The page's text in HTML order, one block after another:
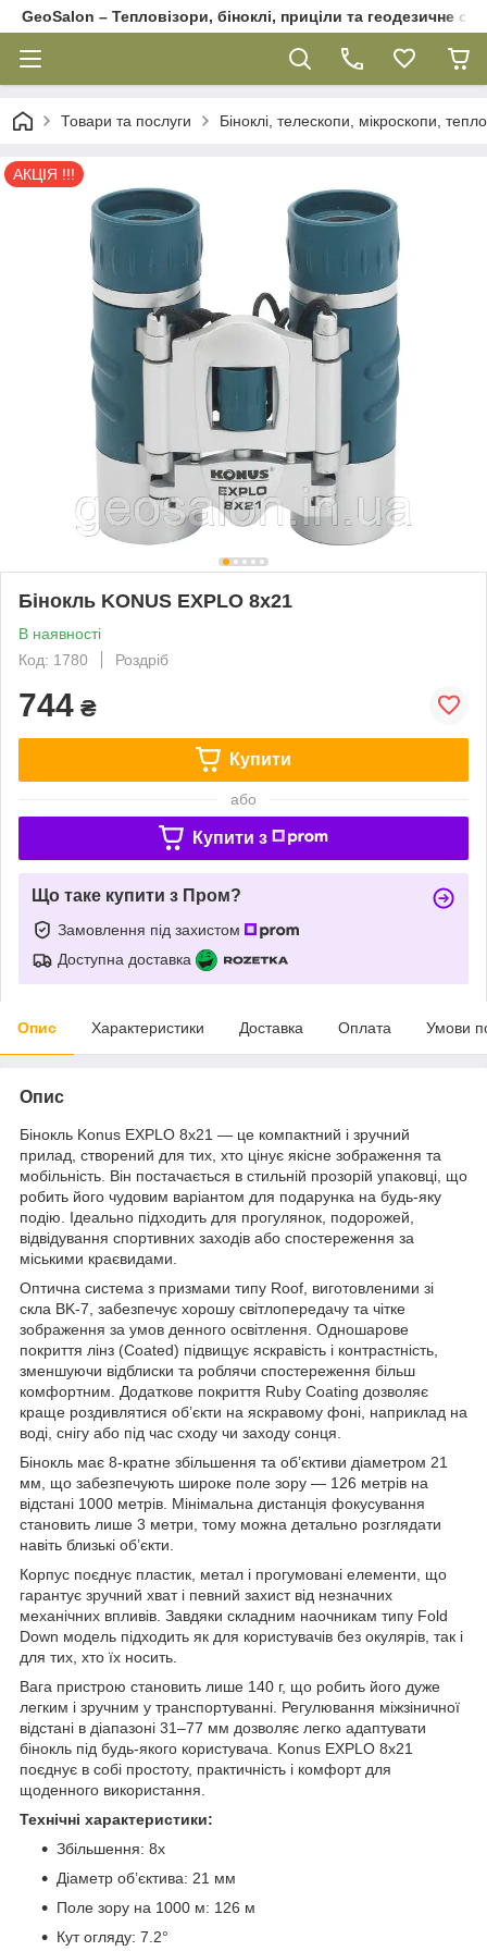
GeoSalon – Тепловізори, біноклі, приціли та геодезичне
Товари та послуги Біноклі, телескопи, мікроскопи,
АКЦІЯ !!!
Бінокль KONUS EXPLO 8x21
В наявності
Код: 1780
Роздріб
744 ₴
Купити
або
Купити з
Що таке купити з Пром?
Замовлення під захистом
Доступна доставка
Опис Характеристики Доставка Оплата Умови
Опис
Бінокль Konus EXPLO 8x21 — це компактний і зручний
прилад, створений для тих, хто цінує якісне зображення та
мобільність. Він постачається в стильній прозорій упаковці, що
робить його чудовим варіантом для подарунка на будь-яку
подію. Ідеально підходить для прогулянок, подорожей,
відвідування спортивних заходів або спостереження за
міськими краєвидами.
Оптична система з призмами типу Roof, виготовленими зі
скла BK-7, забезпечує хорошу світлопередачу та чітке
зображення за умов денного освітлення. Одношарове
покриття лінз (Coated) підвищує яскравість і контрастність,
зменшуючи відблиски та роблячи спостереження більш
комфортним. Додаткове покриття Ruby Coating дозволяє
краще роздивлятися об’єкти на яскравому фоні, наприклад на
воді, снігу або під час сходу чи заходу сонця.
Бінокль має 8-кратне збільшення та об’єктиви діаметром 21
мм, що забезпечують широке поле зору — 126 метрів на
відстані 1000 метрів. Мінімальна дистанція фокусування
становить лише 3 метри, тому можна детально розглядати
навіть близькі об’єкти.
Корпус поєднує пластик, метал і прогумовані елементи, що
гарантує зручний хват і певний захист від незначних
механічних впливів. Завдяки складним наочникам типу Fold
Down модель підходить як для користувачів без окулярів, так і
для тих, хто їх носить.
Вага пристрою становить лише 140 г, що робить його дуже
легким і зручним у транспортуванні. Регулювання міжзіничної
відстані в діапазоні 31–77 мм дозволяє легко адаптувати
бінокль під будь-якого користувача. Konus EXPLO 8x21
поєднує в собі простоту, практичність і комфорт для
щоденного використання.
Технічні характеристики:
Збільшення: 8x
Діаметр об’єктива: 21 мм
Поле зору на 1000 м: 126 м
Кут огляду: 7.2°